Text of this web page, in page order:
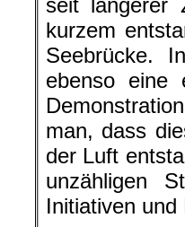
seit längerer
kurzem
Seebrücke.
ebenso eine
man, dass
der Luft
unzähligen
Initiativen